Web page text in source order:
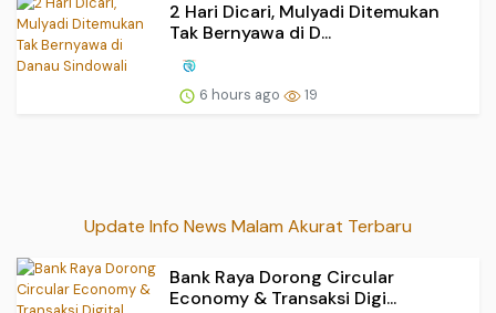
2 Hari Dicari, Mulyadi Ditemukan
Tak Bernyawa di D...
6 hours ago 19
Update Info News Malam Akurat Terbaru
Bank Raya Dorong Circular
Economy & Transaksi Digi...